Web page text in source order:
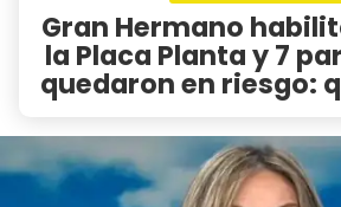
Gran Hermano
la Placa Planta y 7
quedaron en riesgo: